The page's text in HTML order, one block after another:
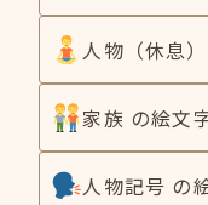
人物（休息
家族 の絵文
人物記号 の